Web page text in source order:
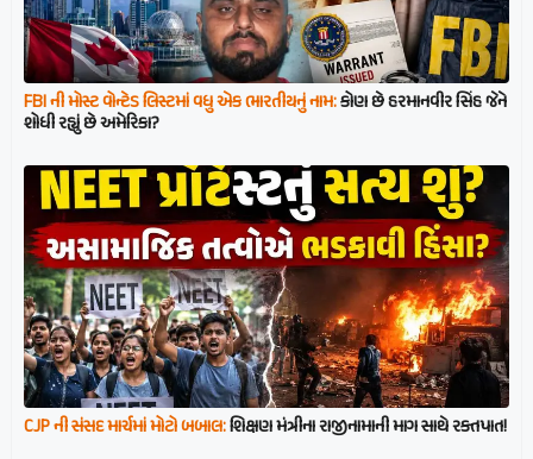
FBI ની મોસ્ટ વોન્ટેડ લિસ્ટમાં વધુ એક ભારતીયનું નામ:કોણ છે હરમાનવીર સિંહ જેને
શોધી રહ્યું છે અમેરિકા?
CJP ની સંસદ માર્ચમાં મોટો બબાલ:શિક્ષણ મંત્રીના રાજીનામાની માગ સાથે રક્તપાત!